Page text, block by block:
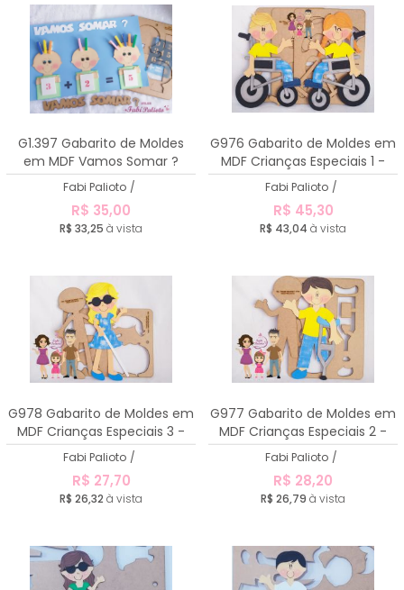
MENOR PREÇO
MAIOR PREÇO
G1.397 Gabarito de Moldes
em MDF Vamos Somar ?
Fabi Palioto /
R$ 35,00
R$ 33,25 à vista
G976 Gabarito de Moldes em
MDF Crianças Especiais 1 -
40cm
Fabi Palioto /
R$ 45,30
R$ 43,04 à vista
G978 Gabarito de Moldes em
MDF Crianças Especiais 3 -
40cm
Fabi Palioto /
R$ 27,70
R$ 26,32 à vista
G977 Gabarito de Moldes em
MDF Crianças Especiais 2 -
40cm
Fabi Palioto /
R$ 28,20
R$ 26,79 à vista